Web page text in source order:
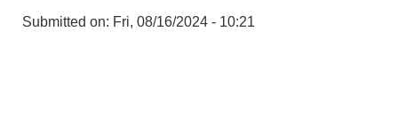
Submitted on: Fri, 08/16/2024 - 10:21